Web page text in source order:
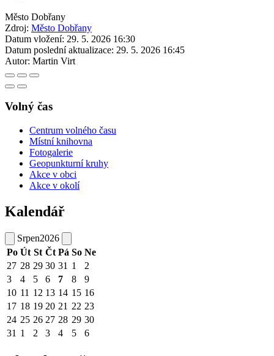
Město Dobřany
Zdroj: Město Dobřany
Datum vložení: 29. 5. 2026 16:30
Datum poslední aktualizace: 29. 5. 2026 16:45
Autor: Martin Virt
Volný čas
Centrum volného času
Místní knihovna
Fotogalerie
Geopunkturní kruhy
Akce v obci
Akce v okolí
Kalendář
Srpen2026
Po Út St Čt Pá So Ne
27 28 29 30 31 1
2
3
4 5 6 7 8
9
10 11 12 13 14 15 16
17 18 19 20 21 22 23
24 25 26 27 28 29 30
31 1 2 3 4 5 6